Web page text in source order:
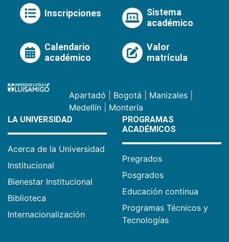
Inscripciones
Sistema
académico
Calendario
académico
Valor
matrícula
Apartadó Bogotá Manizales
Medellín
Montería
LA UNIVERSIDAD
Acerca de la Universidad
Institucional
Bienestar Institucional
Biblioteca
Internacionalización
PROGRAMAS
ACADÉMICOS
Pregrados
Posgrados
Educación continua
Programas Técnicos y
Tecnologías